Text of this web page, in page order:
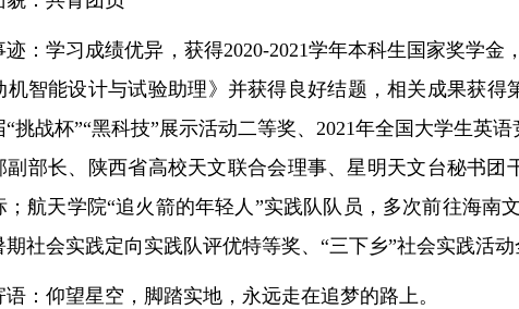
迹：学习成绩优异，获得2020-2021学年本科生国家奖学
机智能设计与试验助理》并获得良好结题，相关成果获得
挑战杯”“黑科技”展示活动二等奖、2021年全国大学生英
副部长、陕西省高校天文联合会理事、星明天文台秘书团
；航天学院“追火箭的年轻人”实践队队员，多次前往海南
期社会实践定向实践队评优特等奖、“三下乡”社会实践活
语：仰望星空，脚踏实地，永远走在追梦的路上。